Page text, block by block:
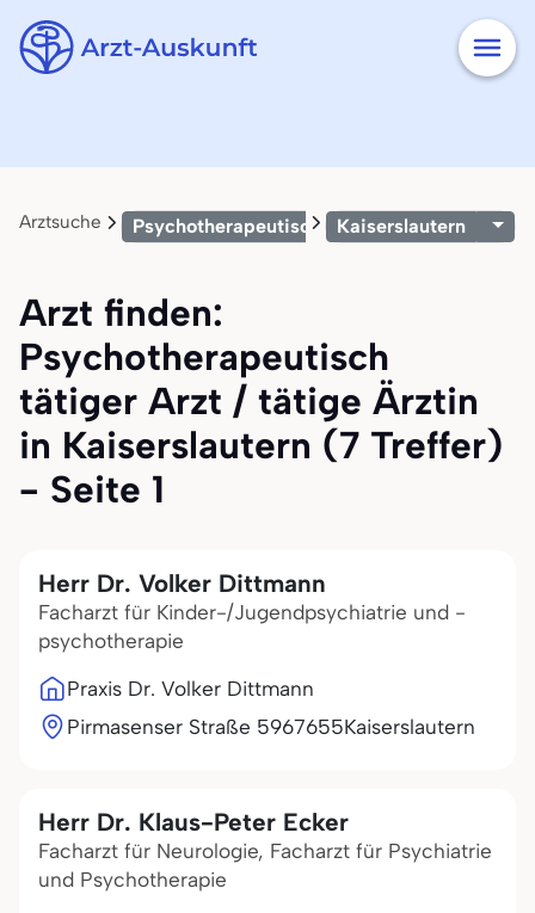
Arztsuche Psychotherapeutisch tätiger Arzt / tätige
Kaiserslautern
Arzt finden:
Psychotherapeutisch
tätiger Arzt / tätige Ärztin
in Kaiserslautern (7 Treffer)
- Seite 1
Herr Dr. Volker Dittmann
Facharzt für Kinder-/Jugendpsychiatrie und -
psychotherapie
Praxis Dr. Volker Dittmann
Pirmasenser Straße 5967655Kaiserslautern
Herr Dr. Klaus-Peter Ecker
Facharzt für Neurologie, Facharzt für Psychiatrie
und Psychotherapie